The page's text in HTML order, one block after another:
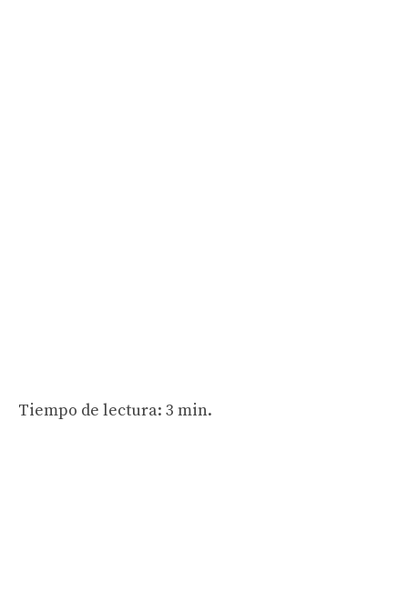
Tiempo de lectura: 3 min.